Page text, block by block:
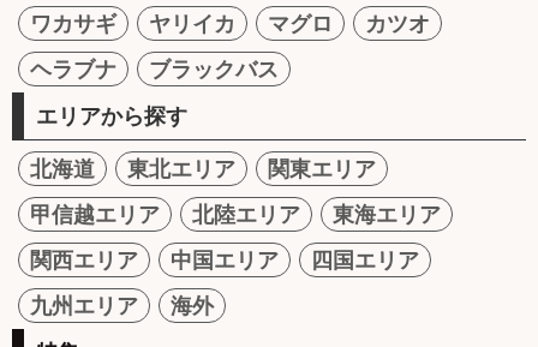
ワカサギ
ヤリイカ マグロ
カツオ
ヘラブナ
ブラックバス
エリアから探す
北海道 東北エリア
関東エリア
甲信越エリア
北陸エリア
東海エリア
関西エリア
中国エリア
四国エリア
九州エリア
海外